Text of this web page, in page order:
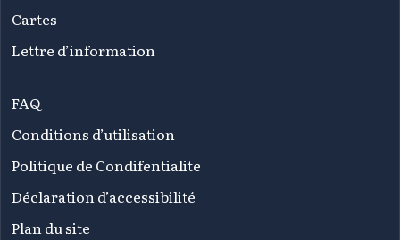
Cartes
Lettre d’information
FAQ
Conditions d’utilisation
Politique de Condifentialite
Déclaration d’accessibilité
Plan du site